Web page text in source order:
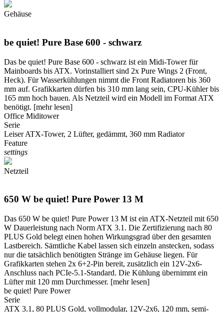
Gehäuse
be quiet! Pure Base 600 - schwarz
Das be quiet! Pure Base 600 - schwarz ist ein Midi-Tower für
Mainboards bis ATX. Vorinstalliert sind 2x Pure Wings 2 (Front,
Heck). Für Wasserkühlungen nimmt die Front Radiatoren bis 360
mm auf. Grafikkarten dürfen bis 310 mm lang sein, CPU-Kühler bis
165 mm hoch bauen. Als Netzteil wird ein Modell im Format ATX
benötigt. [mehr lesen]
Office Miditower
Serie
Leiser ATX-Tower, 2 Lüfter, gedämmt, 360 mm Radiator
Feature
settings
Netzteil
650 W be quiet! Pure Power 13 M
Das 650 W be quiet! Pure Power 13 M ist ein ATX-Netzteil mit 650
W Dauerleistung nach Norm ATX 3.1. Die Zertifizierung nach 80
PLUS Gold belegt einen hohen Wirkungsgrad über den gesamten
Lastbereich. Sämtliche Kabel lassen sich einzeln anstecken, sodass
nur die tatsächlich benötigten Stränge im Gehäuse liegen. Für
Grafikkarten stehen 2x 6+2-Pin bereit, zusätzlich ein 12V-2x6-
Anschluss nach PCIe-5.1-Standard. Die Kühlung übernimmt ein
Lüfter mit 120 mm Durchmesser. [mehr lesen]
be quiet! Pure Power
Serie
ATX 3.1, 80 PLUS Gold, vollmodular, 12V-2x6, 120 mm, semi-